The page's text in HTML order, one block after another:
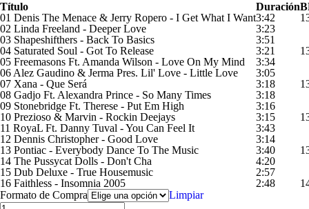
Título Duración
01 Denis The Menace & Jerry Ropero - I Get What I Want3:42
02 Linda Freeland - Deeper Love
3:23
03 Shapeshifthers - Back To Basics
3:51
04 Saturated Soul - Got To Release
3:21
05 Freemasons Ft. Amanda Wilson - Love On My Mind
3:34
06 Alez Gaudino & Jerma Pres. Lil' Love - Little Love
3:05
07 Xana - Que Será
3:18
08 Gadjo Ft. Alexandra Prince - So Many Times
3:18
09 Stonebridge Ft. Therese - Put Em High
3:16
10 Prezioso & Marvin - Rockin Deejays
3:15
11 RoyaL Ft. Danny Tuval - You Can Feel It
3:43
12 Dennis Christopher - Good Love
3:14
13 Pontiac - Everybody Dance To The Music
3:40
14 The Pussycat Dolls - Don't Cha
4:20
15 Dub Deluxe - True Housemusic
2:57
16 Faithless - Insomnia 2005
2:48
Formato de Compra
Limpiar
OnlyHouseMusic